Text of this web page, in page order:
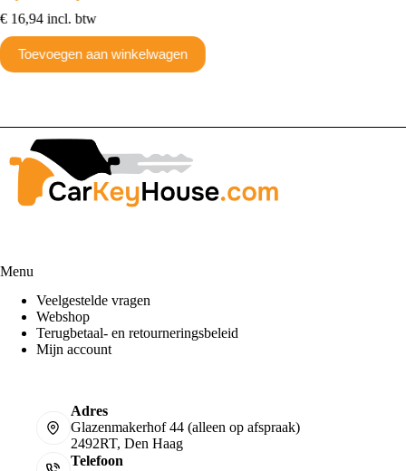
€ 16,94 incl. btw
Toevoegen aan winkelwagen
Menu
Veelgestelde vragen
Webshop
Terugbetaal- en retourneringsbeleid
Mijn account
Adres
Glazenmakerhof 44 (alleen op afspraak)
2492RT, Den Haag
Telefoon